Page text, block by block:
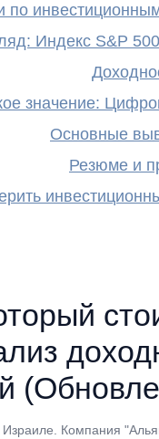
по
Индекс S&P
значение:
Основные
Резюме и
Израиле. Компания